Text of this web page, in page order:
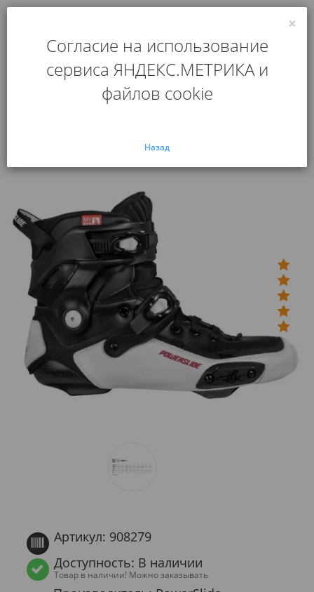
0
Ролики Powerslide Tau 2021 BootOnly
Ролики Powerslide Tau 2021
Артикул: 908279
Доступность: В наличии
Товар в наличии! Можно заказывать
×
Согласие на использование
сервиса ЯНДЕКС.МЕТРИКА и
файлов cookie
Назад